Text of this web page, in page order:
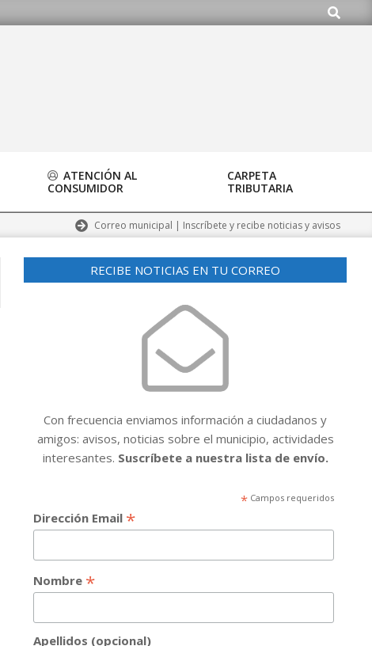
Buscar
ATENCIÓN AL
CONSUMIDOR
CARPETA
TRIBUTARIA
Correo municipal | Inscríbete y recibe noticias y avisos
RECIBE NOTICIAS EN TU CORREO
Con frecuencia enviamos información a ciudadanos y
amigos: avisos, noticias sobre el municipio, actividades
interesantes. Suscríbete a nuestra lista de envío.
* Campos requeridos
Dirección Email *
Nombre *
Apellidos (opcional)